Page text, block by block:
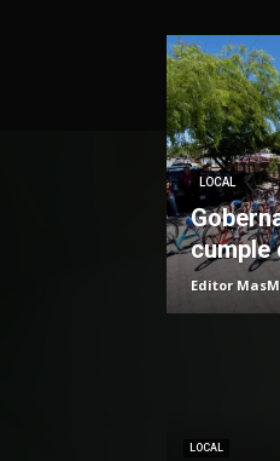
LOCAL
cumple
Editor
LOCAL